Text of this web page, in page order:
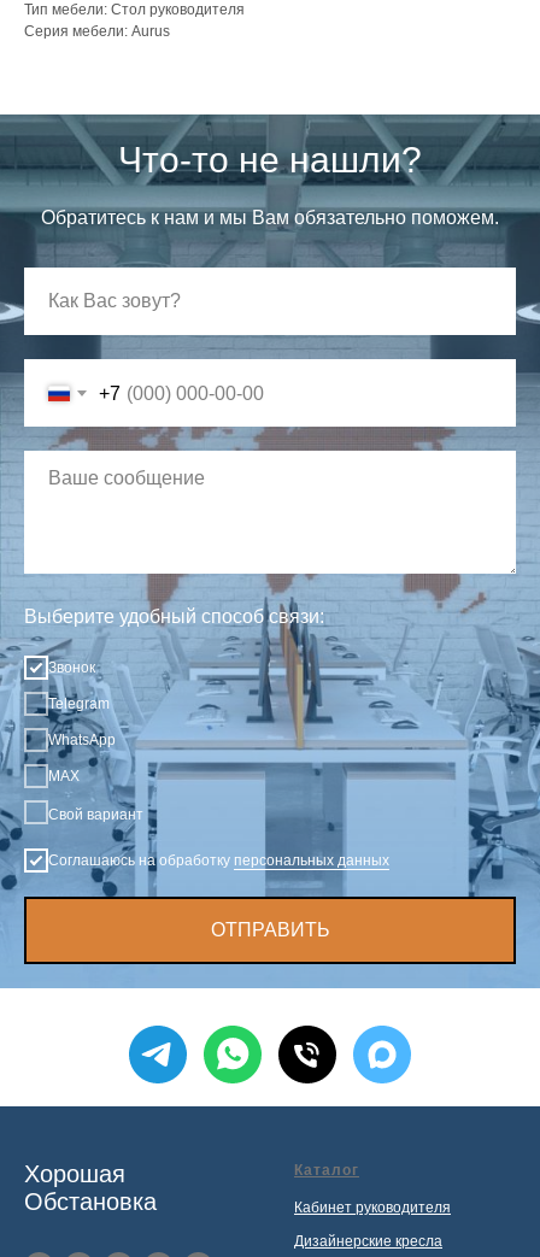
Тип мебели: Стол руководителя
Серия мебели: Aurus
Что-то не нашли?
Обратитесь к нам и мы Вам обязательно поможем.
+7
Выберите удобный способ связи:
Звонок
Telegram
WhatsApp
MAX
Свой вариант
Соглашаюсь на обработку персональных данных
ОТПРАВИТЬ
Хорошая
Обстановка
Каталог
Кабинет руководителя
Дизайнерские кресла